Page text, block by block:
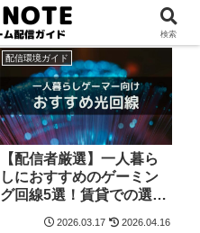
配信環境ガイド
【配信者厳選】一人暮ら
しにおすすめのゲーミン
グ回線5選！賃貸での選び
2026.03.17 2026.04.16
検索